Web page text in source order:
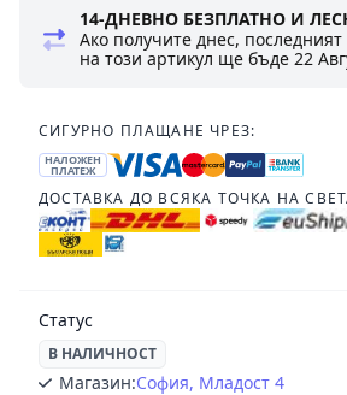
14-ДНЕВНО БЕЗПЛАТНО И
Ако получите днес,
на този артикул ще бъде22
СИГУРНО ПЛАЩАНЕ ЧРЕЗ:
НАЛОЖЕН
ПЛАТЕЖ
ДОСТАВКА ДО ВСЯКА ТОЧКА НА
Статус
В НАЛИЧНОСТ
Магазин:София, Младост 4